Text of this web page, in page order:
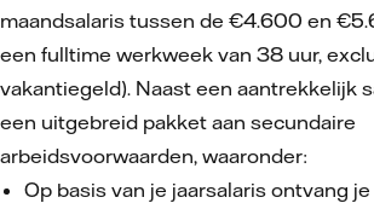
maandsalaris tussen de €4.600 en
een fulltime werkweek van 38 uur,
vakantiegeld). Naast een aantrekkelijk
een uitgebreid pakket aan secundaire
arbeidsvoorwaarden, waaronder:
Op basis van je jaarsalaris ontvang